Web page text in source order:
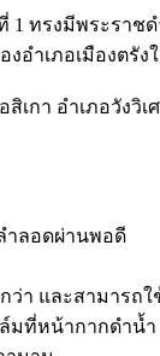
1 ทรงมีพระราช
อำเภอเมืองตรัง
เกา อำเภอวังวิ
ำลอดผ่านพอดี
ว่า และสามารถ
ที่หน้ากากดำน้ำ